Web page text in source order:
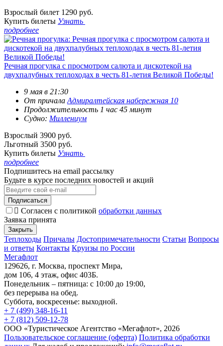
Взрослый билет 1290 руб.
Купить билеты Узнать
подробнее
Речная прогулка с просмотром салюта и дискотекой на
двухпалубных теплоходах в честь 81-летия Великой Победы!
9 мая в 21:30
От причала Адмиралтейская набережная 10
Продолжительность 1 час 45 минут
Судно: Миллениум
Взрослый 3900 руб.
Льготный 3500 руб.
Купить билеты Узнать
подробнее
Подпишитесь на email рассылку
Будьте в курсе последних новостей и акций
Подписаться
Согласен с политикой обработки данных
Заявка принята
Закрыть
Теплоходы Причалы Достопримечательности Статьи Вопросы
и ответы Контакты Круизы по России
Мегафлот
129626, г. Москва, проспект Мира,
дом 106, 4 этаж, офис 403Б.
Понедельник – пятница: с 10:00 до 19:00,
без перерыва на обед.
Суббота, воскресенье: выходной.
+ 7 (499) 348-16-11
+ 7 (812) 509-12-78
ООО «Туристическое Агентство «Мегафлот», 2026
Пользовательское соглашение (оферта) Политика обработки